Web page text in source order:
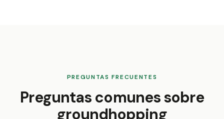
PREGUNTAS FRECUENTES
Preguntas comunes sobre
groundhopping